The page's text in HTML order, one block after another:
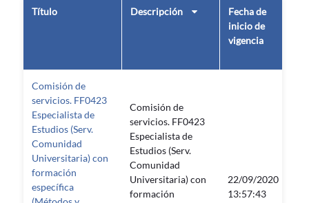
Título Descripción
Fecha de
inicio de
vigencia
Comisión de
servicios. FF0423
Especialista de
Estudios (Serv.
Comunidad
Universitaria) con
formación
específica
Comisión de
servicios. FF0423
Especialista de
Estudios (Serv.
Comunidad
Universitaria) con
formación
22/09/2020
13:57:43